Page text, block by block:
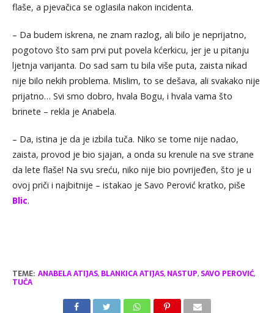
flaše, a pjevačica se oglasila nakon incidenta.
– Da budem iskrena, ne znam razlog, ali bilo je neprijatno,
pogotovo što sam prvi put povela kćerkicu, jer je u pitanju
ljetnja varijanta. Do sad sam tu bila više puta, zaista nikad
nije bilo nekih problema. Mislim, to se dešava, ali svakako nije
prijatno… Svi smo dobro, hvala Bogu, i hvala vama što
brinete – rekla je Anabela.
– Da, istina je da je izbila tuča. Niko se tome nije nadao,
zaista, provod je bio sjajan, a onda su krenule na sve strane
da lete flaše! Na svu sreću, niko nije bio povrijeđen, što je u
ovoj priči i najbitnije – istakao je Savo Perović kratko, piše
Blic.
TEME: ANABELA ATIJAS, BLANKICA ATIJAS, NASTUP, SAVO PEROVIĆ,
TUČA